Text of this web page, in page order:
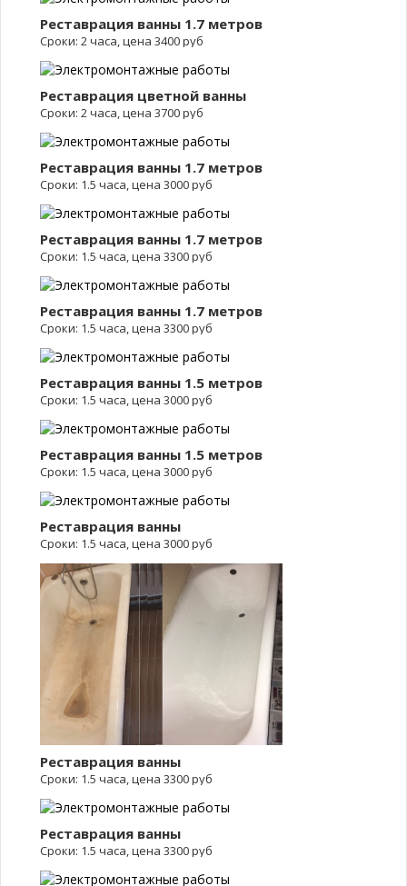
Реставрация ванны 1.7 метров
Сроки: 2 часа, цена 3400 руб
Реставрация цветной ванны
Сроки: 2 часа, цена 3700 руб
Реставрация ванны 1.7 метров
Сроки: 1.5 часа, цена 3000 руб
Реставрация ванны 1.7 метров
Сроки: 1.5 часа, цена 3300 руб
Реставрация ванны 1.7 метров
Сроки: 1.5 часа, цена 3300 руб
Реставрация ванны 1.5 метров
Сроки: 1.5 часа, цена 3000 руб
Реставрация ванны 1.5 метров
Сроки: 1.5 часа, цена 3000 руб
Реставрация ванны
Сроки: 1.5 часа, цена 3000 руб
Реставрация ванны
Сроки: 1.5 часа, цена 3300 руб
Реставрация ванны
Сроки: 1.5 часа, цена 3300 руб